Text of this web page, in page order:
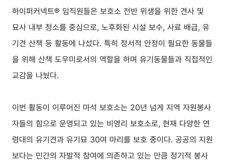
하이퍼커넥트® 임직원들은 보호소 전반 위생을 위한 견사 및
묘사 내부 청소를 중심으로, 노후화된 시설 보수, 사료 배급, 유
기견 산책 등 활동에 나섰다. 특히 정서적 안정이 필요한 동물들
을 위해 산책 도우미로서의 역할을 하며 유기동물들과 직접적인
교감을 나눴다.
이번 활동이 이루어진 마석 보호소는 20년 넘게 지역 자원봉사
자들의 힘으로 운영되고 있는 비영리 보호소로, 현재 다양한 연
령대의 유기견과 유기묘 30여 마리를 보호 중이다. 공공의 지원
보다는 민간의 자발적 참여에 의존하고 있는 만큼 정기적 봉사